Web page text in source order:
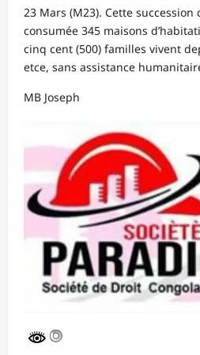
23 Mars (M23). Cette succession
consumée 345 maisons
cinq cent (500) familles vivent
etce, sans assistance
MB Joseph